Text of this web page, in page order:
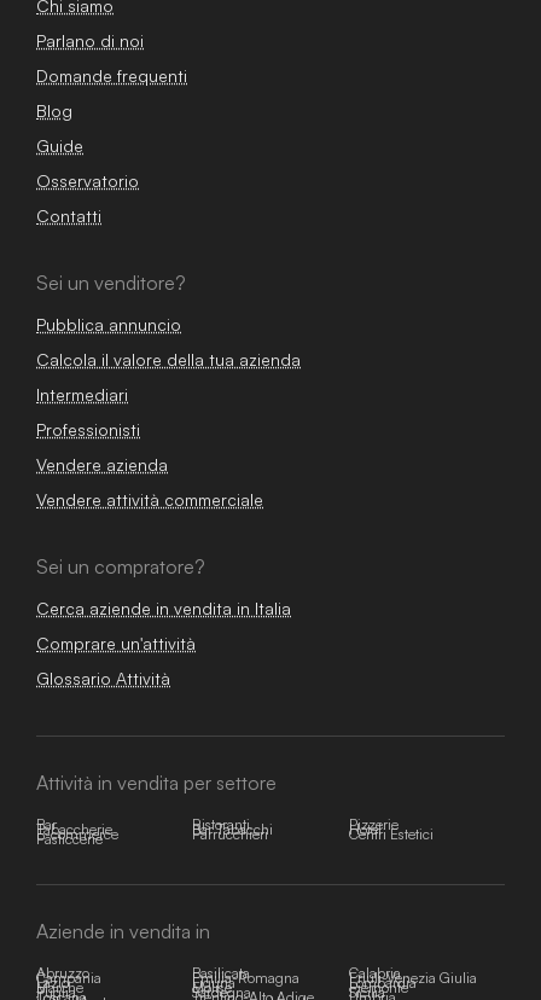
Chi siamo
Parlano di noi
Domande frequenti
Blog
Guide
Osservatorio
Contatti
Sei un venditore?
Pubblica annuncio
Calcola il valore della tua azienda
Intermediari
Professionisti
Vendere azienda
Vendere attività commerciale
Sei un compratore?
Cerca aziende in vendita in Italia
Comprare un'attività
Glossario Attività
Attività in vendita per settore
Bar Ristoranti Pizzerie
Tabaccherie Bar Tabacchi Hotel
E-commerce Parrucchieri Centri Estetici
Pasticcerie
Aziende in vendita in
Abruzzo Basilicata Calabria
Campania Emilia-Romagna Friuli-Venezia Giulia
Lazio Liguria Lombardia
Marche Molise Piemonte
Puglia Sardegna Sicilia